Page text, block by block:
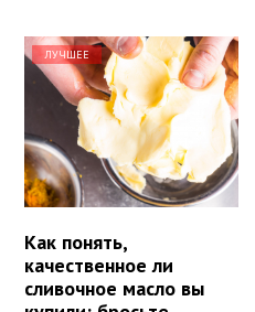
ЛУЧШЕЕ
Как понять,
качественное ли
сливочное масло вы